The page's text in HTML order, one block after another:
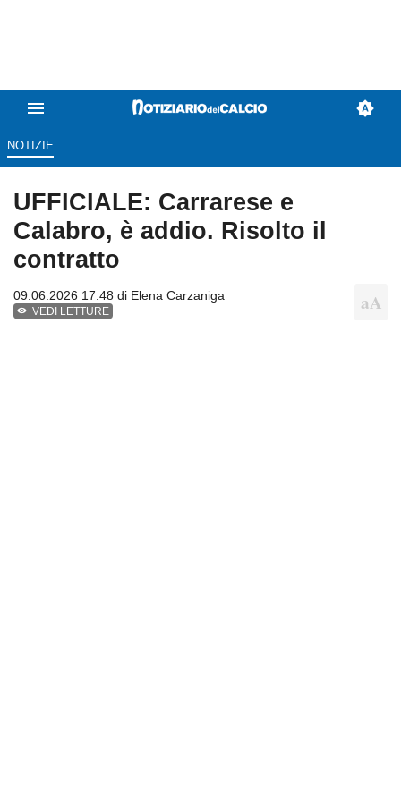
NOTIZIE
UFFICIALE: Carrarese e
Calabro, è addio. Risolto il
contratto
09.06.2026 17:48 di Elena Carzaniga
VEDI LETTURE